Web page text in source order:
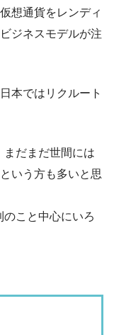
想通貨をレンディ
ジネスモデルが注
本ではリクルート
だまだ世間には
いう方も多いと思
こと中心にいろ